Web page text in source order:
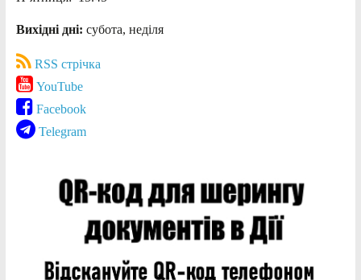
Вихідні дні: субота, неділя
RSS стрічка
YouTube
Facebook
Telegram